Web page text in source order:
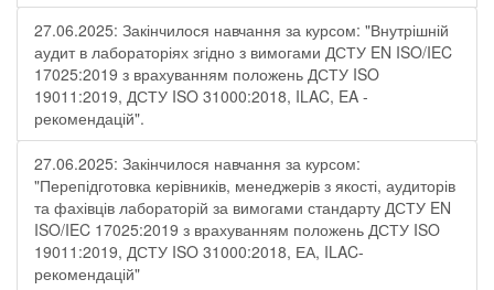
27.06.2025: Закінчилося навчання за курсом: "Внутрішній
аудит в лабораторіях згідно з вимогами ДСТУ EN ISO/IEC
17025:2019 з врахуванням положень ДСТУ ISO
19011:2019, ДСТУ ISO 31000:2018, ILAC, EA -
рекомендацій".
27.06.2025: Закінчилося навчання за курсом:
"Перепідготовка керівників, менеджерів з якості, аудиторів
та фахівців лабораторій за вимогами стандарту ДСТУ EN
ISO/IEC 17025:2019 з врахуванням положень ДСТУ ISO
19011:2019, ДСТУ ISO 31000:2018, ЕА, ILAC-
рекомендацій"